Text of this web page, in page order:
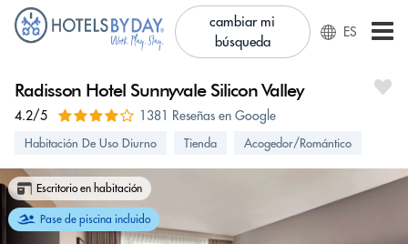
cambiar mi
búsqueda
ES
Radisson Hotel Sunnyvale Silicon Valley
4.2/5 1381 Reseñas en Google
Habitación De Uso Diurno Tienda Acogedor/Romántico
Escritorio en habitación
Pase de piscina incluido